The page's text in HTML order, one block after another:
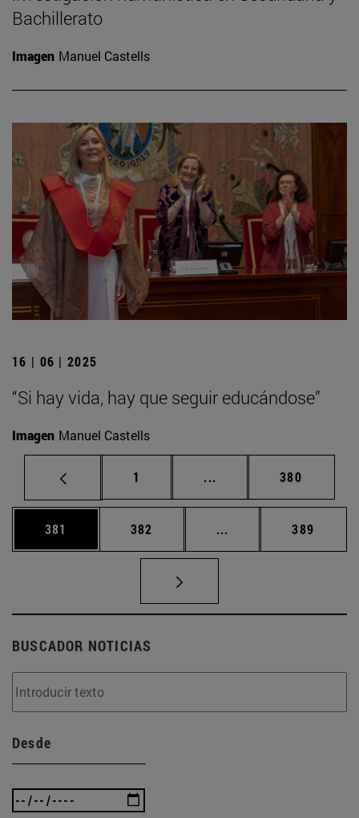
Bachillerato
Imagen Manuel Castells
16 | 06 | 2025
“Si hay vida, hay que seguir educándose”
Imagen Manuel Castells
Página
1 ... Páginas intermedias
Página
380
Página
381 Página
382 ... Páginas intermedias
Página
389
BUSCADOR NOTICIAS
Desde